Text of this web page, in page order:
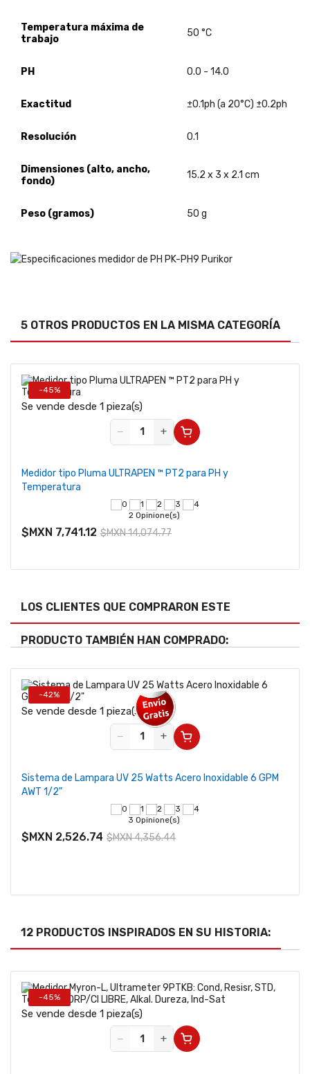
Temperatura máxima de
trabajo
50 °C
PH 0.0 - 14.0
Exactitud ±0.1ph (a 20°C) ±0.2ph
Resolución 0.1
Dimensiones (alto, ancho,
fondo)
15.2 x 3 x 2.1 cm
Peso (gramos) 50 g
5 OTROS PRODUCTOS EN LA MISMA CATEGORÍA
-45%
Se vende desde 1 pieza(s)
−
+
Medidor tipo Pluma ULTRAPEN ™ PT2 para PH y
Temperatura
2 Opinione(s)
$MXN 7,741.12 $MXN 14,074.77
LOS CLIENTES QUE COMPRARON ESTE
PRODUCTO TAMBIÉN HAN COMPRADO:
-42%
Se vende desde 1 pieza(s)
−
+
Sistema de Lampara UV 25 Watts Acero Inoxidable 6 GPM
AWT 1/2"
3 Opinione(s)
$MXN 2,526.74 $MXN 4,356.44
12 PRODUCTOS INSPIRADOS EN SU HISTORIA:
-45%
Se vende desde 1 pieza(s)
−
+